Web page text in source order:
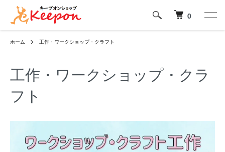
0
ホーム 工作・ワークショップ・クラフト
工作・ワークショップ・クラ
フト